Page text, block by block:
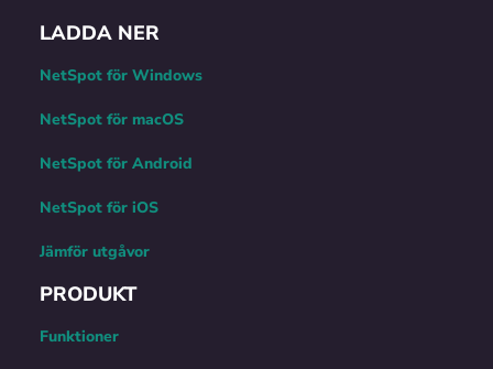
LADDA NER
NetSpot för Windows
NetSpot för macOS
NetSpot för Android
NetSpot för iOS
Jämför utgåvor
PRODUKT
Funktioner